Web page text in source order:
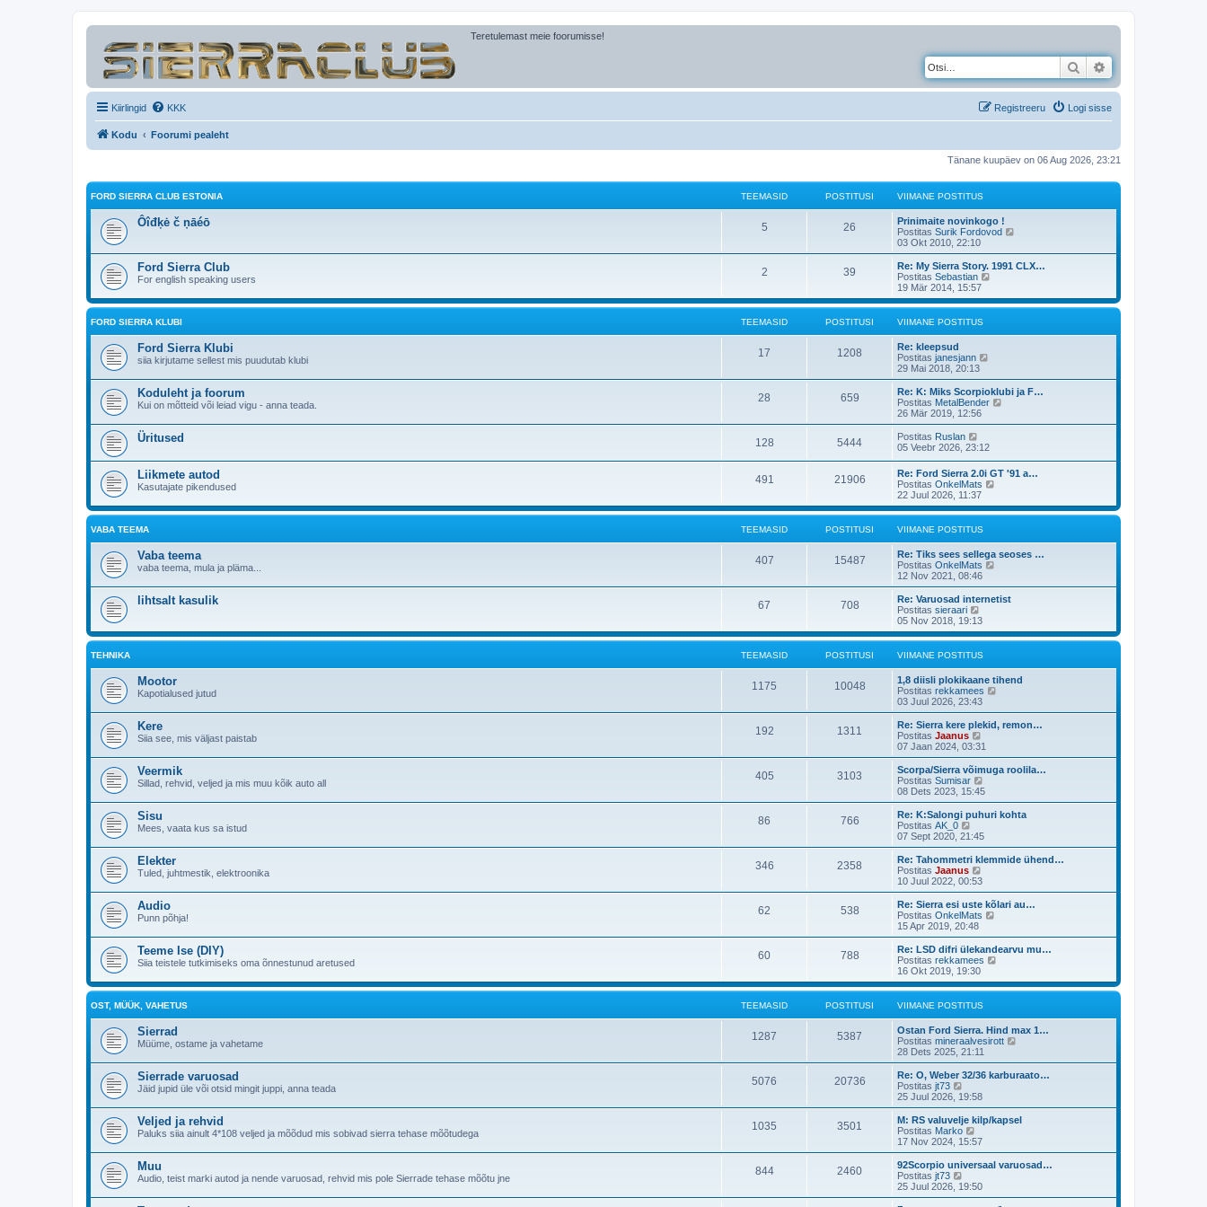
Teretulemast meie foorumisse!
Otsi
Kiirlingid KKK Logi sisse
Registreeru
Kodu Foorumi pealeht
Tänane kuupäev on 06 Aug 2026, 23:21
FORD SIERRA CLUB ESTONIA TEEMASID POSTITUSI VIIMANE POSTITUS
Ôîđķė č ņāéō 5 26
Prinimaite novinkogo !
Postitas Surik Fordovod
a
t
i
s
s
t
u
03 Okt 2010, 22:10
Ford Sierra Club
For english speaking users
2 39
Re: My Sierra Story. 1991 CLX…
Postitas Sebastian
a
t
s
t
p
s
t
u
s
t
19 Mär 2014, 15:57
FORD SIERRA KLUBI TEEMASID POSTITUSI VIIMANE POSTITUS
Ford Sierra Klubi
siia kirjutame sellest mis puudutab klubi
17 1208
Re: kleepsud
Postitas janesjann
a
t
a
v
m
a
s
t
p
s
t
u
s
t
29 Mai 2018, 20:13
Koduleht ja foorum
Kui on mõtteid või leiad vigu - anna teada.
28 659
Re: K: Miks Scorpioklubi ja F…
Postitas MetalBender
a
i
s
t
o
s
t
u
s
26 Mär 2019, 12:56
Üritused 128 5444 Postitas Ruslan
a
t
a
v
i
i
a
s
t
p
o
s
t
i
t
u
s
t
05 Veebr 2026, 23:12
Liikmete autod
Kasutajate pikendused
491 21906
Re: Ford Sierra 2.0i GT '91 a…
Postitas OnkelMats
a
t
i
s
t
s
t
t
u
s
22 Juul 2026, 11:37
VABA TEEMA TEEMASID POSTITUSI VIIMANE POSTITUS
Vaba teema
vaba teema, mula ja pläma...
407 15487
Re: Tiks sees sellega seoses …
Postitas OnkelMats
a
t
i
s
t
p
s
t
u
s
12 Nov 2021, 08:46
lihtsalt kasulik 67 708
Re: Varuosad internetist
Postitas sieraari
a
a
t
a
i
m
a
s
t
p
o
s
t
i
t
u
s
05 Nov 2018, 19:13
TEHNIKA TEEMASID POSTITUSI VIIMANE POSTITUS
Mootor
Kapotialused jutud
1175 10048
1,8 diisli plokikaane tihend
Postitas rekkamees
a
a
m
p
t
i
s
t
03 Juul 2026, 23:43
Kere
Siia see, mis väljast paistab
192 1311
Re: Sierra kere plekid, remon…
Postitas Jaanus
a
a
t
a
v
m
a
s
p
s
t
i
s
t
07 Jaan 2024, 03:31
Veermik
Sillad, rehvid, veljed ja mis muu kõik auto all
405 3103
Scorpa/Sierra võimuga roolila…
Postitas Sumisar
a
a
t
v
m
p
o
t
i
s
t
08 Dets 2023, 15:45
Sisu
Mees, vaata kus sa istud
86 766
Re: K:Salongi puhuri kohta
Postitas AK_0
a
a
t
a
v
m
a
s
p
o
s
t
t
u
s
t
07 Sept 2020, 21:45
Elekter
Tuled, juhtmestik, elektroonika
346 2358
Re: Tahommetri klemmide ühend…
Postitas Jaanus
a
a
t
a
v
m
a
t
o
s
t
i
t
u
s
10 Juul 2022, 00:53
Audio
Punn põhja!
62 538
Re: Sierra esi uste kõlari au…
Postitas OnkelMats
a
t
a
i
s
t
p
s
t
u
s
15 Apr 2019, 20:48
Teeme Ise (DIY)
Siia teistele tutkimiseks oma õnnestunud aretused
60 788
Re: LSD difri ülekandearvu mu…
Postitas rekkamees
a
t
i
m
s
t
s
t
u
s
16 Okt 2019, 19:30
OST, MÜÜK, VAHETUS TEEMASID POSTITUSI VIIMANE POSTITUS
Sierrad
Müüme, ostame ja vahetame
1287 5387
Ostan Ford Sierra. Hind max 1…
Postitas mineraalvesirott
a
t
m
p
t
28 Dets 2025, 21:11
Sierrade varuosad
Jäid jupid üle või otsid mingit juppi, anna teada
5076 20736
Re: O, Weber 32/36 karburaato…
Postitas jt73
a
a
t
a
v
m
a
s
25 Juul 2026, 19:58
Veljed ja rehvid
Paluks siia ainult 4*108 veljed ja mõõdud mis sobivad sierra tehase mõõtudega
1035 3501
M: RS valuvelje kilp/kapsel
Postitas Marko
a
a
t
v
17 Nov 2024, 15:57
Muu
Audio, teist marki autod ja nende varuosad, rehvid mis pole Sierrade tehase mõõtu jne
844 2460
92Scorpio universaal varuosad…
Postitas jt73
a
a
25 Juul 2026, 19:50